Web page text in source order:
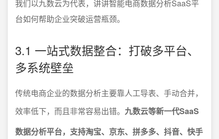
我们以九数云为代表，讲讲智能电商数据分析SaaS平
台如何帮助企业突破运营瓶颈。
3.1 一站式数据整合：打破多平台、
多系统壁垒
传统电商企业的数据分析主要靠人工导表、手动合并，
效率低下，而且非常容易出错。 九数云等新一代SaaS
数据分析平台，支持淘宝、京东、拼多多、抖音、快手